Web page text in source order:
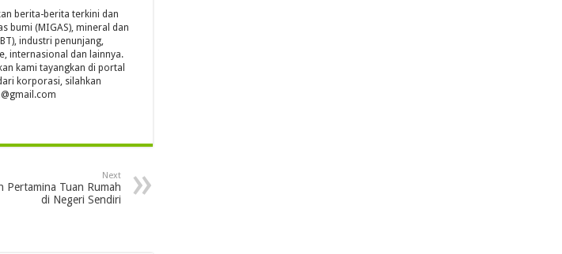
berita-berita terkini dan
bumi (MIGAS), mineral dan
industri penunjang,
internasional dan lainnya.
kami tayangkan di portal
korporasi, silahkan
Next
Pertamina Tuan Rumah
di Negeri Sendiri